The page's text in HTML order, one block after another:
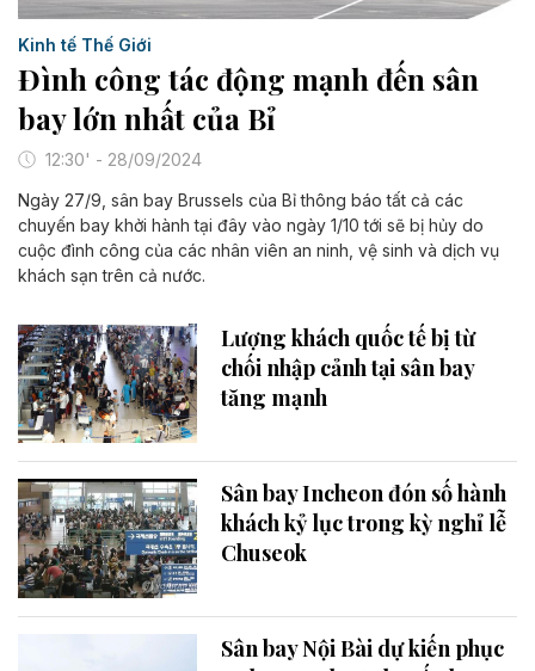
Kinh tế Thế Giới
Đình công tác động mạnh đến sân
bay lớn nhất của Bỉ
12:30' - 28/09/2024
Ngày 27/9, sân bay Brussels của Bỉ thông báo tất cả các
chuyến bay khởi hành tại đây vào ngày 1/10 tới sẽ bị hủy do
cuộc đình công của các nhân viên an ninh, vệ sinh và dịch vụ
khách sạn trên cả nước.
Lượng khách quốc tế bị từ
chối nhập cảnh tại sân bay
tăng mạnh
Sân bay Incheon đón số hành
khách kỷ lục trong kỳ nghỉ lễ
Chuseok
Sân bay Nội Bài dự kiến phục